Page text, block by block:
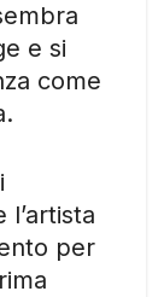
e si
come
l’artista
per